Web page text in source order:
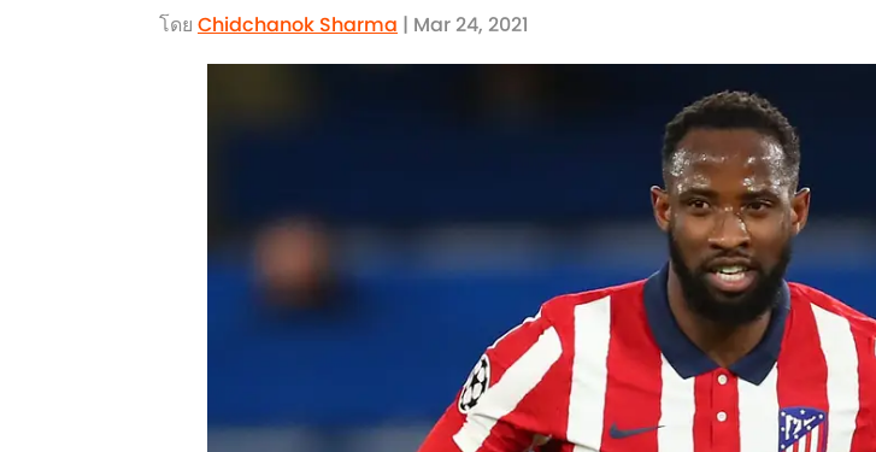
โดย Chidchanok Sharma | Mar 24, 2021